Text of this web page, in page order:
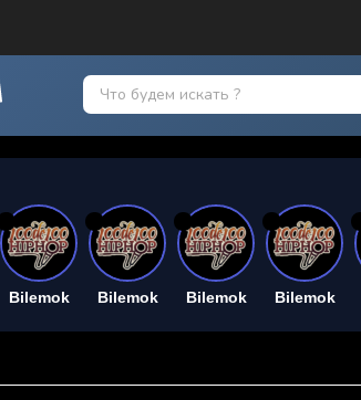
Bilemok Bilemok Bilemok Bilemok